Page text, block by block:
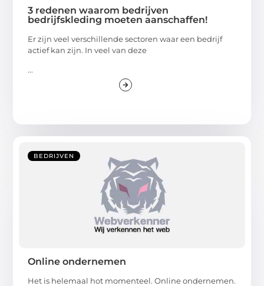
3 redenen waarom bedrijven
bedrijfskleding moeten aanschaffen!
Er zijn veel verschillende sectoren waar een bedrijf
actief kan zijn. In veel van deze
...
BEDRIJVEN
Online ondernemen
Het is helemaal hot momenteel. Online ondernemen.